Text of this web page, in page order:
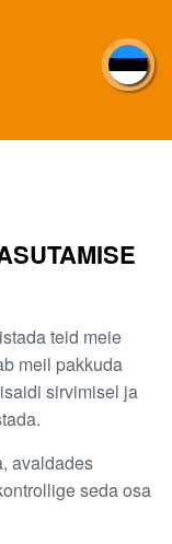
teid meie
meil pakkuda
sirvimisel ja
avaldades
seda osa